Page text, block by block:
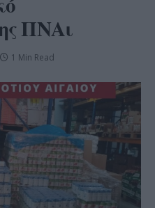
ΠΝΑι
1 Min Read